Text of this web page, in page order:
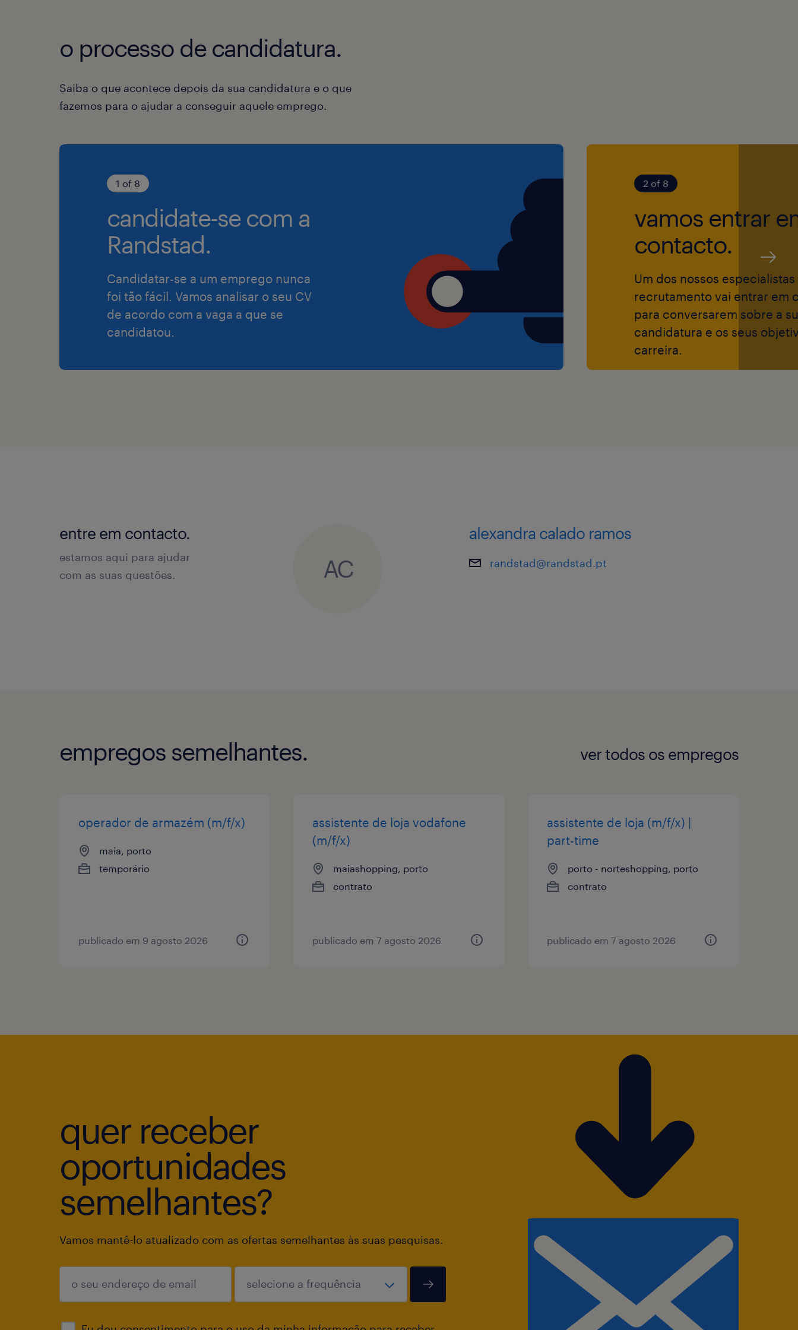
- Loja Vodafone - Aeroporto do Porto (Full-Time)
A Randstad tem a missão de se tornar a empresa mais
equitativa e especializada de talentos a nível mundial
e, por isso, reiteramos que damos as boas-vindas a
pessoas com as mais diversas capacidades e
nacionalidade, idade, informações genéticas,
incapacidade ou qualquer outro estatuto de grupo
protegido por lei.
o processo de candidatura.
Saiba o que acontece depois da sua candidatura e o que
fazemos para o ajudar a conseguir aquele emprego.
1 of 8
candidate-se com a
Randstad.
Candidatar-se a um emprego nunca
foi tão fácil. Vamos analisar o seu CV
de acordo com a vaga a que se
candidatou.
2 of 8
vamos entrar
contacto.
Um dos nossos
recrutamento vai entrar em
para conversarem sobre a
candidatura e os seus
carreira.
entre em contacto.
estamos aqui para ajudar
com as suas questões.
AC
alexandra calado ramos
randstad@randstad.pt
empregos semelhantes. ver todos os empregos
operador de armazém (m/f/x)
maia, porto
temporário
publicado em 9 agosto 2026
assistente de loja vodafone
(m/f/x)
maiashopping, porto
contrato
publicado em 7 agosto 2026
assistente de loja (m/f/x) |
part-time
porto - norteshopping, porto
contrato
publicado em 7 agosto 2026
quer receber
oportunidades
semelhantes?
Vamos mantê-lo atualizado com as ofertas semelhantes às suas pesquisas.
enviar